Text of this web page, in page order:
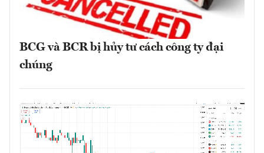
BCG và BCR bị hủy tư cách công ty đại
chúng